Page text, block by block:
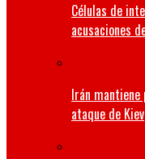
Células de
acusaciones
Irán
ataque de Kiev